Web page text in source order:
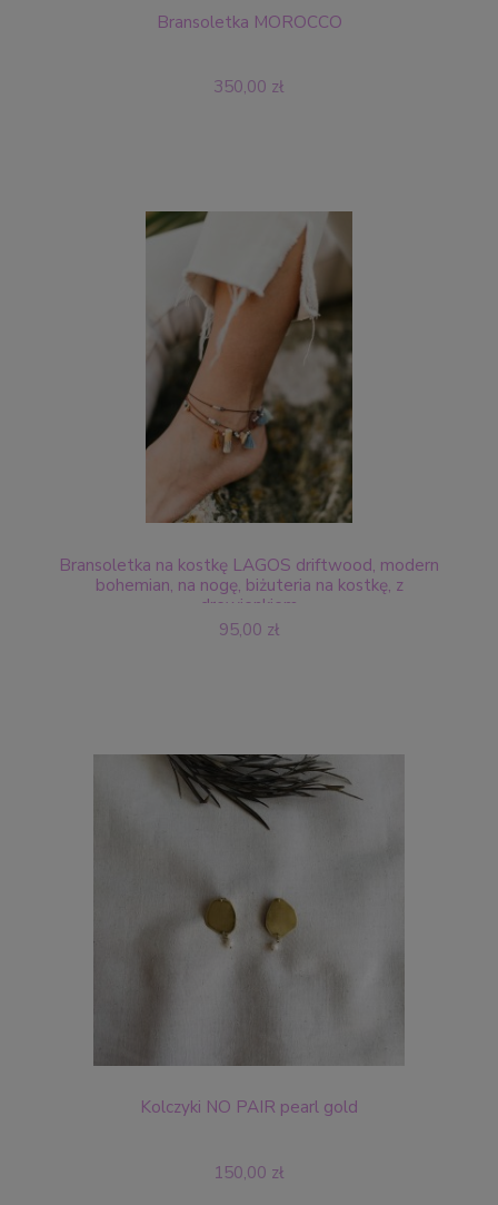
Bransoletka MOROCCO
350,00 zł
Bransoletka na kostkę LAGOS driftwood, modern
bohemian, na nogę, biżuteria na kostkę, z
drewienkiem
95,00 zł
Kolczyki NO PAIR pearl gold
150,00 zł